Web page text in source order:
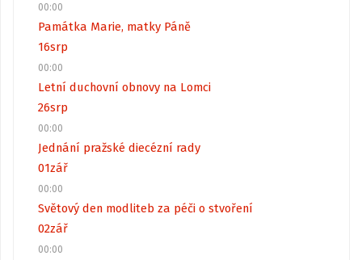
00:00
Památka Marie, matky Páně
16srp
00:00
Letní duchovní obnovy na Lomci
26srp
00:00
Jednání pražské diecézní rady
01zář
00:00
Světový den modliteb za péči o stvoření
02zář
00:00